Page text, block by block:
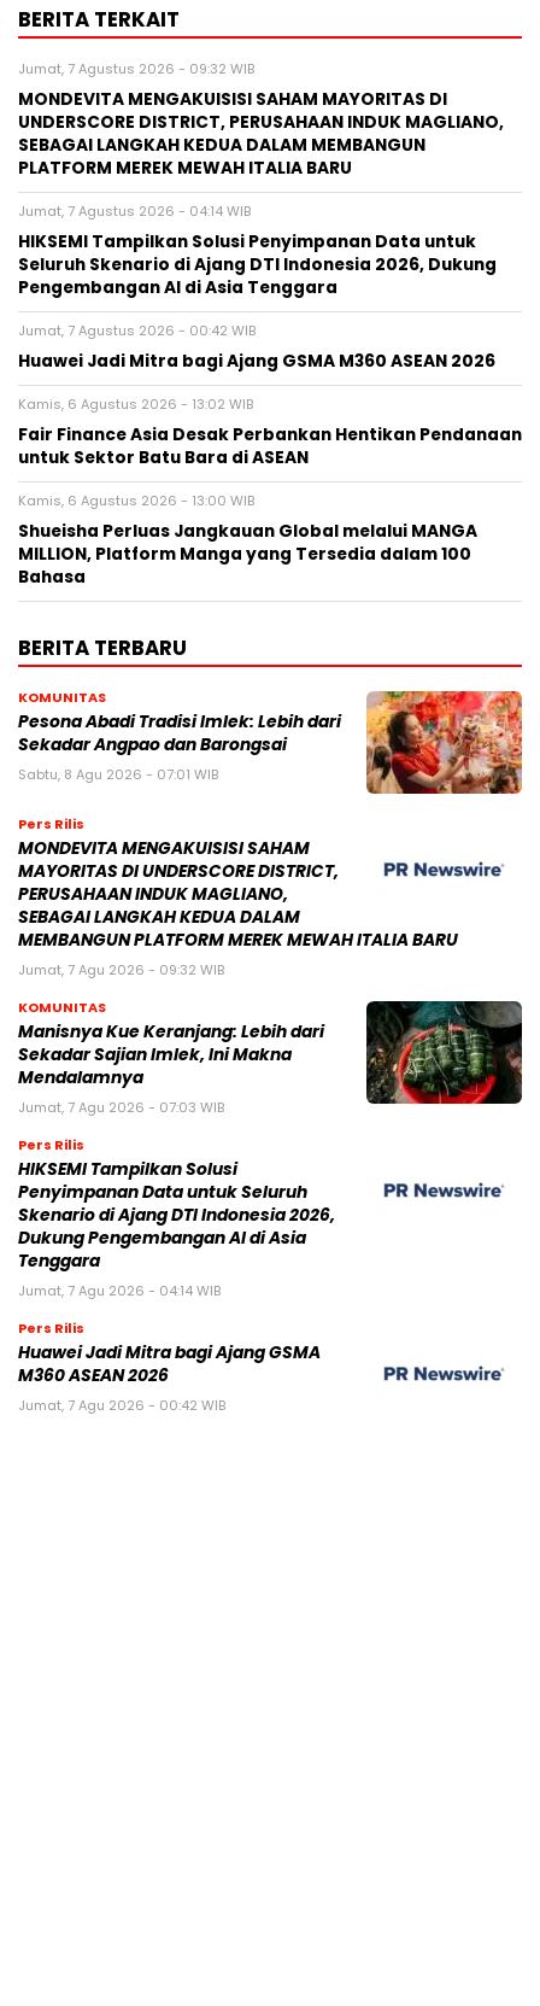
BERITA TERKAIT
Jumat, 7 Agustus 2026 - 09:32 WIB
MONDEVITA MENGAKUISISI SAHAM MAYORITAS DI
UNDERSCORE DISTRICT, PERUSAHAAN INDUK MAGLIANO,
SEBAGAI LANGKAH KEDUA DALAM MEMBANGUN
PLATFORM MEREK MEWAH ITALIA BARU
Jumat, 7 Agustus 2026 - 04:14 WIB
HIKSEMI Tampilkan Solusi Penyimpanan Data untuk
Seluruh Skenario di Ajang DTI Indonesia 2026, Dukung
Pengembangan AI di Asia Tenggara
Jumat, 7 Agustus 2026 - 00:42 WIB
Huawei Jadi Mitra bagi Ajang GSMA M360 ASEAN 2026
Kamis, 6 Agustus 2026 - 13:02 WIB
Fair Finance Asia Desak Perbankan Hentikan Pendanaan
untuk Sektor Batu Bara di ASEAN
Kamis, 6 Agustus 2026 - 13:00 WIB
Shueisha Perluas Jangkauan Global melalui MANGA
MILLION, Platform Manga yang Tersedia dalam 100
Bahasa
BERITA TERBARU
KOMUNITAS
Pesona Abadi Tradisi Imlek: Lebih dari
Sekadar Angpao dan Barongsai
Sabtu, 8 Agu 2026 - 07:01 WIB
Pers Rilis
MONDEVITA MENGAKUISISI SAHAM
MAYORITAS DI UNDERSCORE DISTRICT,
PERUSAHAAN INDUK MAGLIANO,
SEBAGAI LANGKAH KEDUA DALAM
MEMBANGUN PLATFORM MEREK MEWAH ITALIA BARU
Jumat, 7 Agu 2026 - 09:32 WIB
KOMUNITAS
Manisnya Kue Keranjang: Lebih dari
Sekadar Sajian Imlek, Ini Makna
Mendalamnya
Jumat, 7 Agu 2026 - 07:03 WIB
Pers Rilis
HIKSEMI Tampilkan Solusi
Penyimpanan Data untuk Seluruh
Skenario di Ajang DTI Indonesia 2026,
Dukung Pengembangan AI di Asia
Tenggara
Jumat, 7 Agu 2026 - 04:14 WIB
Pers Rilis
Huawei Jadi Mitra bagi Ajang GSMA
M360 ASEAN 2026
Jumat, 7 Agu 2026 - 00:42 WIB